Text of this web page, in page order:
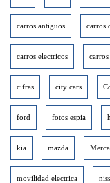
carros antiguos carros
carros electricos
cifras city cars
ford fotos espia
kia mazda
movilidad electrica